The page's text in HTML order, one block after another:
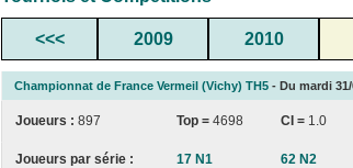
<<< 2009 2010
Championnat de France Vermeil (Vichy) TH5 - Du mardi
Joueurs : 897 Top = 4698 CI = 1.0
Joueurs par série : 17 N1 62 N2